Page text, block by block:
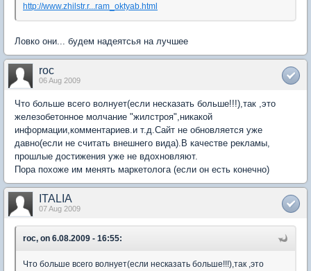
http://www.zhilstr.r...ram_oktyab.html
Ловко они... будем надеятсья на лучшее
roc
06 Aug 2009
Что больше всего волнует(если несказать больше!!!),так ,это
железобетонное молчание "жилстроя",никакой
информации,комментариев.и т.д.Сайт не обновляется уже
давно(если не считать внешнего вида).В качестве рекламы,
прошлые достижения уже не вдохновляют.
Пора похоже им менять маркетолога (если он есть конечно)
ITALIA
07 Aug 2009
roc, on 6.08.2009 - 16:55:
Что больше всего волнует(если несказать больше!!!),так ,это